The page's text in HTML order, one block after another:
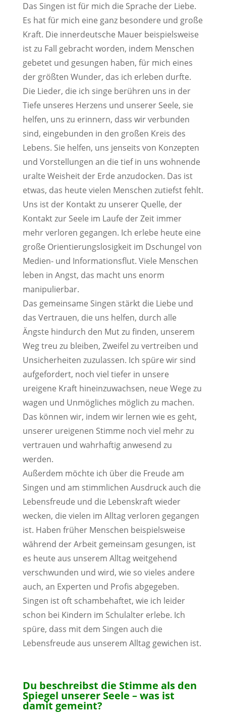
Das Singen ist für mich die Sprache der Liebe.
Es hat für mich eine ganz besondere und große
Kraft. Die innerdeutsche Mauer beispielsweise
ist zu Fall gebracht worden, indem Menschen
gebetet und gesungen haben, für mich eines
der größten Wunder, das ich erleben durfte.
Die Lieder, die ich singe berühren uns in der
Tiefe unseres Herzens und unserer Seele, sie
helfen, uns zu erinnern, dass wir verbunden
sind, eingebunden in den großen Kreis des
Lebens. Sie helfen, uns jenseits von Konzepten
und Vorstellungen an die tief in uns wohnende
uralte Weisheit der Erde anzudocken. Das ist
etwas, das heute vielen Menschen zutiefst fehlt.
Uns ist der Kontakt zu unserer Quelle, der
Kontakt zur Seele im Laufe der Zeit immer
mehr verloren gegangen. Ich erlebe heute eine
große Orientierungslosigkeit im Dschungel von
Medien- und Informationsflut. Viele Menschen
leben in Angst, das macht uns enorm
manipulierbar.
Das gemeinsame Singen stärkt die Liebe und
das Vertrauen, die uns helfen, durch alle
Ängste hindurch den Mut zu finden, unserem
Weg treu zu bleiben, Zweifel zu vertreiben und
Unsicherheiten zuzulassen. Ich spüre wir sind
aufgefordert, noch viel tiefer in unsere
ureigene Kraft hineinzuwachsen, neue Wege zu
wagen und Unmögliches möglich zu machen.
Das können wir, indem wir lernen wie es geht,
unserer ureigenen Stimme noch viel mehr zu
vertrauen und wahrhaftig anwesend zu
werden.
Außerdem möchte ich über die Freude am
Singen und am stimmlichen Ausdruck auch die
Lebensfreude und die Lebenskraft wieder
wecken, die vielen im Alltag verloren gegangen
ist. Haben früher Menschen beispielsweise
während der Arbeit gemeinsam gesungen, ist
es heute aus unserem Alltag weitgehend
verschwunden und wird, wie so vieles andere
auch, an Experten und Profis abgegeben.
Singen ist oft schambehaftet, wie ich leider
schon bei Kindern im Schulalter erlebe. Ich
spüre, dass mit dem Singen auch die
Lebensfreude aus unserem Alltag gewichen ist.
Du beschreibst die Stimme als den
Spiegel unserer Seele – was ist
damit gemeint?